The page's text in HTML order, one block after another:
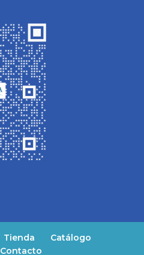
Tienda
Catálogo
Contacto